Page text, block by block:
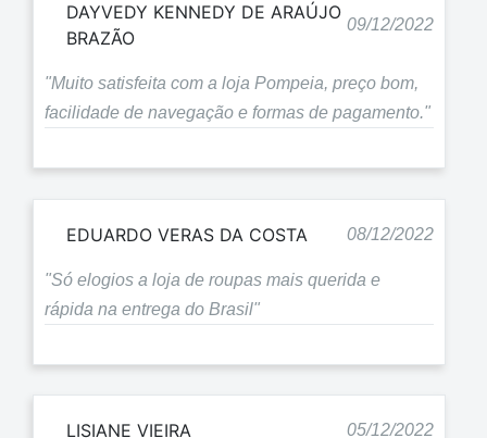
DAYVEDY KENNEDY DE ARAÚJO
BRAZÃO
09/12/2022
"Muito satisfeita com a loja Pompeia, preço bom,
facilidade de navegação e formas de pagamento."
EDUARDO VERAS DA COSTA 08/12/2022
"Só elogios a loja de roupas mais querida e
rápida na entrega do Brasil"
LISIANE VIEIRA 05/12/2022